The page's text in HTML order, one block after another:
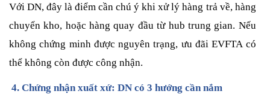
Với DN, đây là điểm cần chú ý khi xử lý hàng trả về, hàng
chuyển kho, hoặc hàng quay đầu từ hub trung gian. Nếu
không chứng minh được nguyên trạng, ưu đãi EVFTA có
thể không còn được công nhận.
4. Chứng nhận xuất xứ: DN có 3 hướng cần nắm